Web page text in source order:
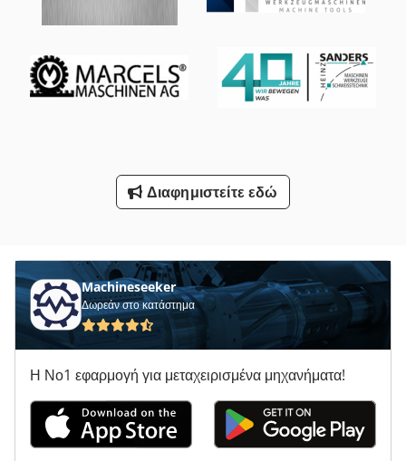
Στρώνοντας Με Άμμο Φραγμό Με Εκχύλιση
Συσκευές Καθαρισμού Με Ξηρό Ατμό
Τύπος Άξονα
Ψηφιακή Οθόνη 3 Αξόνων
Διαφημιστείτε εδώ
Machineseeker
Δωρεάν στο κατάστημα
Η Νο1 εφαρμογή για μεταχειρισμένα μηχανήματα!